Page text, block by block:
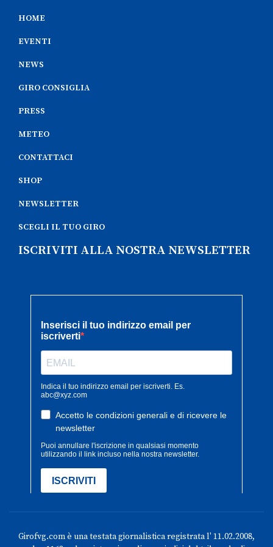
HOME
EVENTI
NEWS
GIRO CONSIGLIA
PRESS
METEO
CONTATTACI
SHOP
NEWSLETTER
SCEGLI IL TUO GIRO
ISCRIVITI ALLA NOSTRA NEWSLETTER
Girofvg.com è una testata giornalistica registrata l' 11.02.2008,